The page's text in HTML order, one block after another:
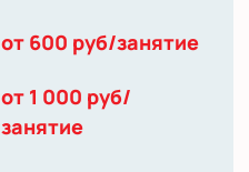
от 600 руб/занятие
от 1 000 руб/
занятие